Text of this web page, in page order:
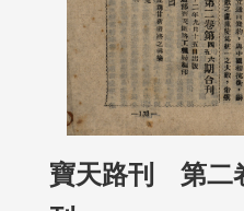
寶天路刊 第二